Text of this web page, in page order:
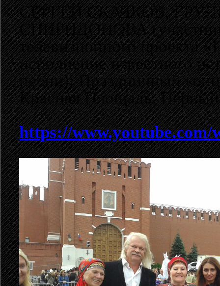
СЕРГЕЙ СКАЧКОВ,
СПИРИДОНОВА (участник
телевизионного проекта
исполнение известного
песни); Праздничный
Красная Площадь,
https://www.youtube.com/